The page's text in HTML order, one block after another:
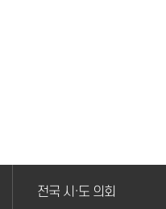
전국 시·도 의회